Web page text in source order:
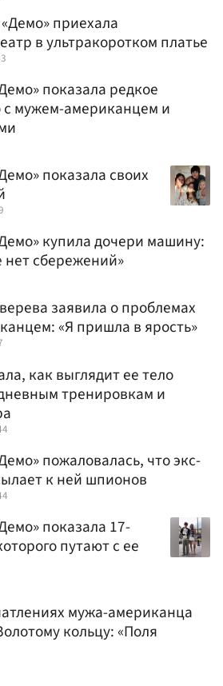
приехала
в ультракоротком платье
показала редкое
мужем-американцем и
показала своих
купила дочери машину:
сбережений»
заявила о проблемах
«Я пришла в ярость»
как выглядит ее тело
тренировкам и
пожаловалась, что экс-
к ней шпионов
показала 17-
путают с ее
мужа-американца
кольцу: «Поля